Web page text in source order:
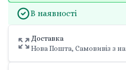
В наявності
Доставка
Нова Пошта, Самовивіз з